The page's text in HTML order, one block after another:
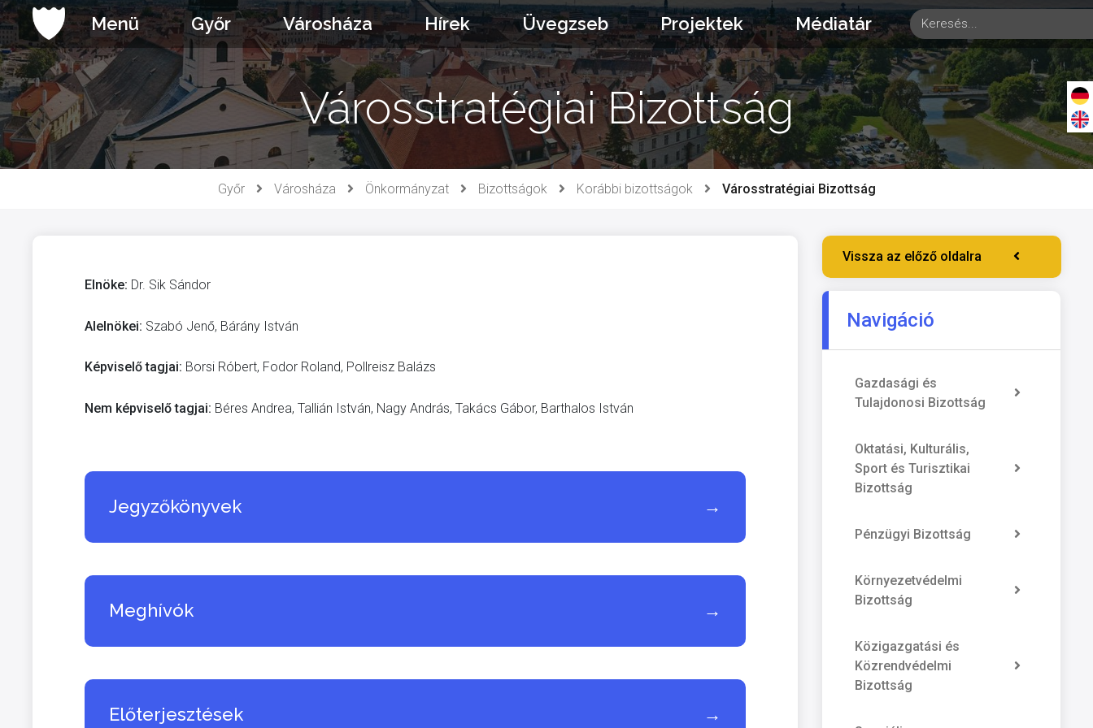
Ugrás
a
tartalomhoz
Menü Győr Városháza Hírek Üvegzseb Projektek Médiatár
Városstratégiai Bizottság
Győr Városháza Önkormányzat Bizottságok Korábbi bizottságok Városstratégiai Bizottság
Elnöke: Dr. Sik Sándor
Alelnökei: Szabó Jenő, Bárány István
Képviselő tagjai: Borsi Róbert, Fodor Roland, Pollreisz Balázs
Nem képviselő tagjai: Béres Andrea, Tallián István, Nagy András, Takács Gábor, Barthalos István
Jegyzőkönyvek →
Meghívók →
Előterjesztések →
Vissza az előző oldalra
Navigáció
Gazdasági és
Tulajdonosi Bizottság
Oktatási, Kulturális,
Sport és Turisztikai
Bizottság
Pénzügyi Bizottság
Környezetvédelmi
Bizottság
Közigazgatási és
Közrendvédelmi
Bizottság